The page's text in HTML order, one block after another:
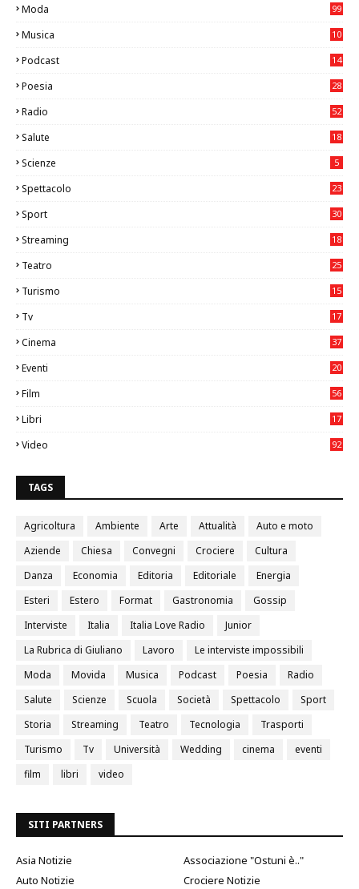
Moda 99
Musica
10
Podcast 14
Poesia 28
Radio 52
Salute
18
Scienze 5
Spettacolo 23
Sport
30
Streaming 18
Teatro
25
Turismo
15
Tv
17
Cinema
37
Eventi
20
Film
56
Libri
17
Video
92
TAGS
Agricoltura Ambiente Arte Attualità
Auto e moto
Aziende
Chiesa Convegni Crociere
Cultura
Danza
Economia Editoria Editoriale
Energia
Esteri
Estero Format Gastronomia
Gossip
Interviste
Italia Italia Love Radio
Junior
La Rubrica di Giuliano
Lavoro
Le interviste impossibili
Moda
Movida Musica Podcast Poesia
Radio
Salute
Scienze Scuola Società Spettacolo
Sport
Storia
Streaming Teatro Tecnologia
Trasporti
Turismo
Tv Università Wedding cinema
eventi
film
libri video
SITI PARTNERS
Asia Notizie
Associazione "Ostuni è.."
Auto Notizie
Crociere Notizie